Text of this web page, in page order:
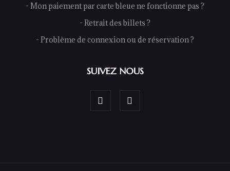
- Mon paiement par carte bleue ne fonctionne pas ?
- Retrait des billets ?
- Problème de connexion ou de réservation ?
SUIVEZ NOUS